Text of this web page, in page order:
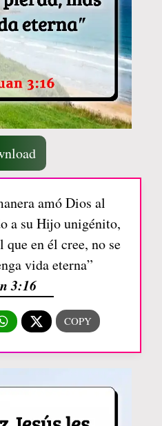
amó Dios al
a su Hijo unigénito,
que en él cree, no se
vida eterna”
3:16